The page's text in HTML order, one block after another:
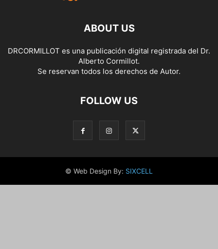
ABOUT US
DRCORMILLOT es una publicación digital registrada del Dr.
Alberto Cormillot.
Se reservan todos los derechos de Autor.
FOLLOW US
© Web Design By: SIXCELL